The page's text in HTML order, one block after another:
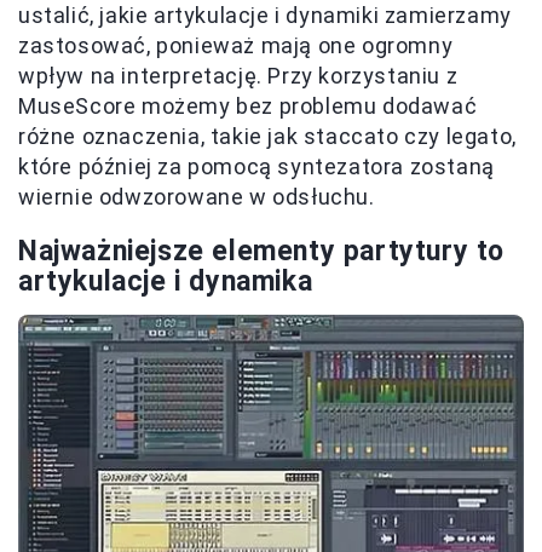
ustalić, jakie artykulacje i dynamiki zamierzamy
zastosować, ponieważ mają one ogromny
wpływ na interpretację. Przy korzystaniu z
MuseScore możemy bez problemu dodawać
różne oznaczenia, takie jak staccato czy legato,
które później za pomocą syntezatora zostaną
wiernie odwzorowane w odsłuchu.
Najważniejsze elementy partytury to
artykulacje i dynamika